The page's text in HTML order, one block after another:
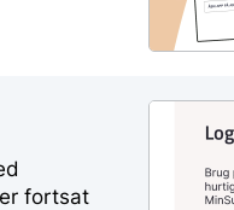
fortsat